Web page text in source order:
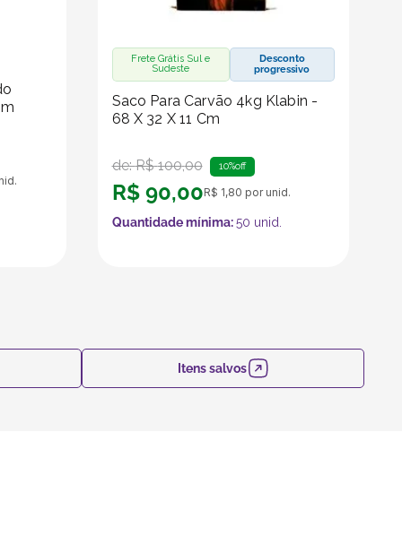
Frete Grátis Sul e
Sudeste
Desconto
progressivo
Saco Para Carvão 4kg Klabin -
68 X 32 X 11 Cm
de:R$ 100,00 10%off
R$ 90,00R$ 1,80 por unid.
Quantidade mínima:50 unid.
Itens salvos